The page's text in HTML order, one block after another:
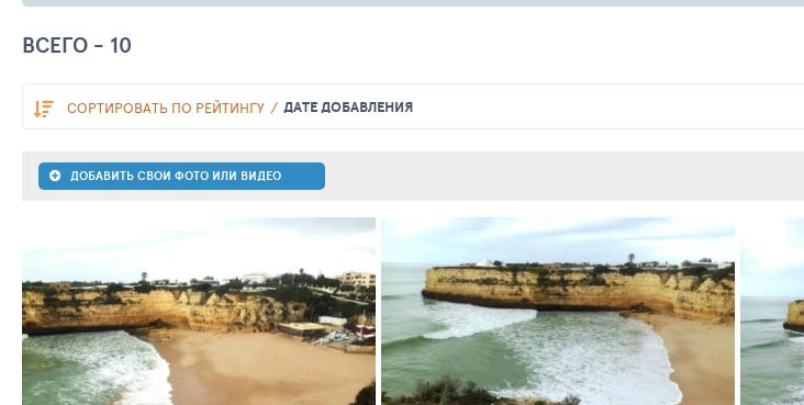
ВСЕГО - 10
СОРТИРОВАТЬ ПО РЕЙТИНГУ ДАТЕ ДОБАВЛЕНИЯ
ДОБАВИТЬ СВОИ ФОТО ИЛИ ВИДЕО
18 165